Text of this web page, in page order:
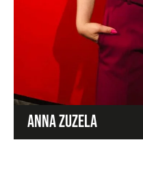
ANNA ZUZELA